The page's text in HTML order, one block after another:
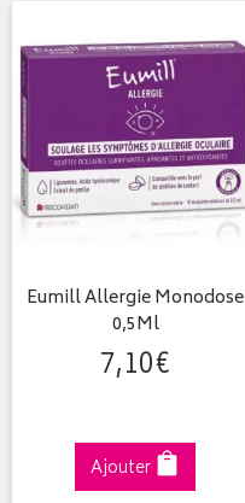
Eumill Allergie Monodose
0,5Ml
7,10€
Ajouter